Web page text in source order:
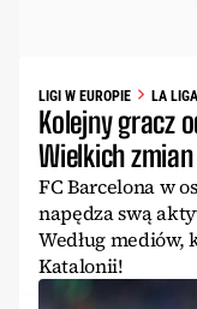
LIGI W EUROPIE LA LIGA
Kolejny gracz
Wielkich
FC Barcelona w
napędza swą
Według mediów,
Katalonii!